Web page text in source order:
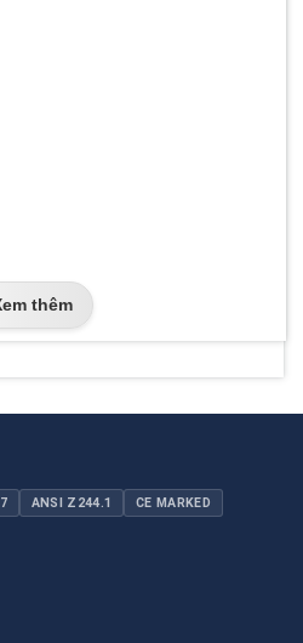
thêm
ANSI Z244.1 CE MARKED